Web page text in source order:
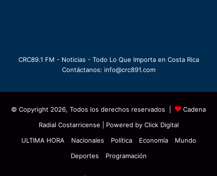
CRC89.1 FM - Noticias - Todo Lo Que Importa en Costa Rica
Contáctanos: info@crc891.com
© Copyright 2026, Todos los derechos reservados |
Cadena
Radial Costarricense | Powered by Click Digital
ULTIMA HORA
Nacionales Política Economía
Mundo
Deportes
Programación